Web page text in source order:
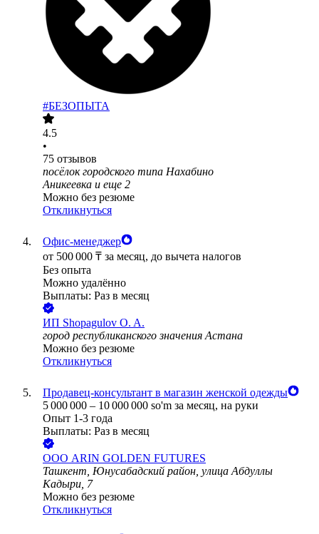
#БЕЗОПЫТА
4.5
•
75 отзывов
посёлок городского типа Нахабино
Аникеевка и еще 2
Можно без резюме
Откликнуться
Офис-менеджер
от 500 000 ₸ за месяц, до вычета налогов
Без опыта
Можно удалённо
Выплаты: Раз в месяц
ИП Shopagulov O. A.
город республиканского значения Астана
Можно без резюме
Откликнуться
Продавец-консультант в магазин женской одежды
5 000 000 – 10 000 000 so'm за месяц, на руки
Опыт 1-3 года
Выплаты: Раз в месяц
ООО ARIN GOLDEN FUTURES
Ташкент, Юнусабадский район, улица Абдуллы
Кадыри, 7
Можно без резюме
Откликнуться